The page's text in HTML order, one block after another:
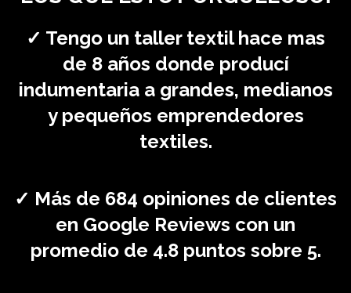
✓ Tengo un taller textil hace mas
de 8 años donde producí
indumentaria a grandes, medianos
y pequeños emprendedores
textiles.
✓ Más de 684 opiniones de clientes
en Google Reviews con un
promedio de 4.8 puntos sobre 5.